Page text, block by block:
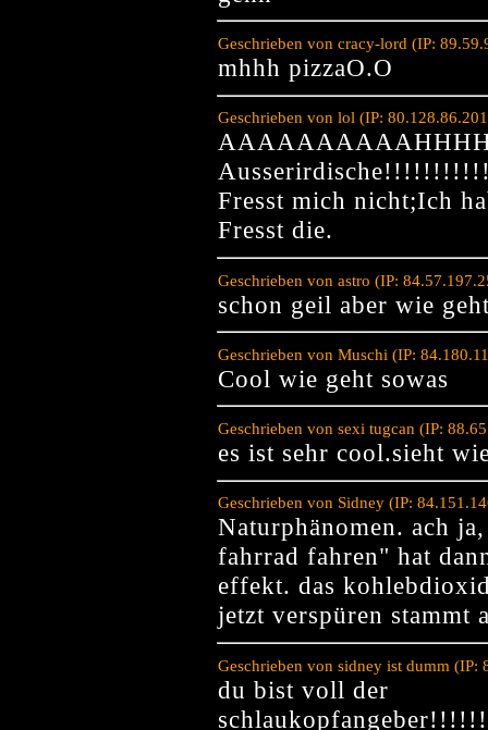
Geschrieben von cracy-lord (IP:
mhhh pizzaO.O
Geschrieben von lol (IP:
Fresst mich nicht;Ich
Fresst die.
Geschrieben von astro (IP:
schon geil aber wie
Geschrieben von Muschi (IP:
Cool wie geht sowas
Geschrieben von sexi tugcan (IP:
es ist sehr cool.sieht
Geschrieben von Sidney (IP:
Naturphänomen. ach
fahrrad fahren" hat
effekt. das
jetzt verspüren stammt
Geschrieben von sidney ist dumm
du bist voll der